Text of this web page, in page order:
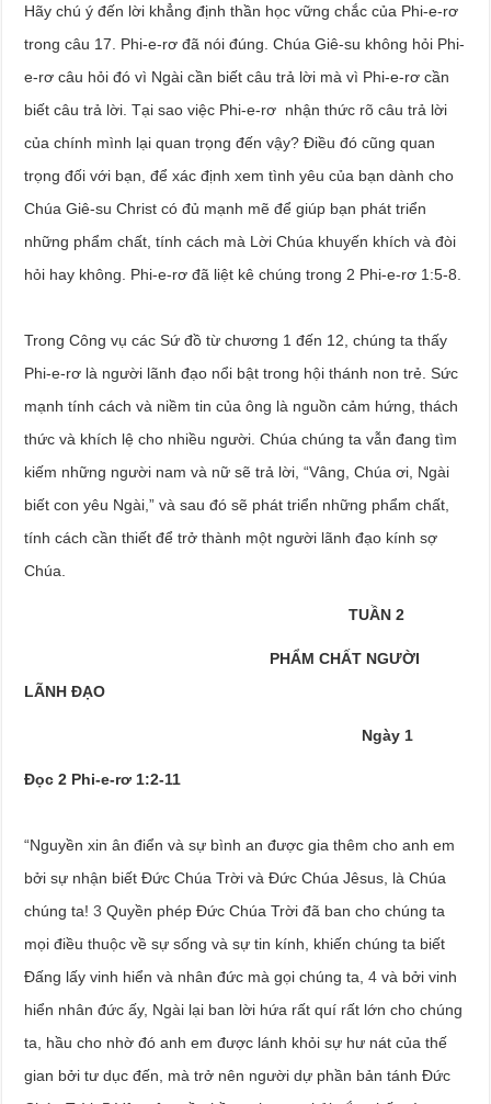
Hãy chú ý đến lời khẳng định thần học vững chắc của Phi-e-rơ
trong câu 17. Phi-e-rơ đã nói đúng. Chúa Giê-su không hỏi Phi-
e-rơ câu hỏi đó vì Ngài cần biết câu trả lời mà vì Phi-e-rơ cần
biết câu trả lời. Tại sao việc Phi-e-rơ nhận thức rõ câu trả lời
của chính mình lại quan trọng đến vậy? Điều đó cũng quan
trọng đối với bạn, để xác định xem tình yêu của bạn dành cho
Chúa Giê-su Christ có đủ mạnh mẽ để giúp bạn phát triển
những phẩm chất, tính cách mà Lời Chúa khuyến khích và đòi
hỏi hay không. Phi-e-rơ đã liệt kê chúng trong 2 Phi-e-rơ 1:5-8.
Trong Công vụ các Sứ đồ từ chương 1 đến 12, chúng ta thấy
Phi-e-rơ là người lãnh đạo nổi bật trong hội thánh non trẻ. Sức
mạnh tính cách và niềm tin của ông là nguồn cảm hứng, thách
thức và khích lệ cho nhiều người. Chúa chúng ta vẫn đang tìm
kiếm những người nam và nữ sẽ trả lời, “Vâng, Chúa ơi, Ngài
biết con yêu Ngài,” và sau đó sẽ phát triển những phẩm chất,
tính cách cần thiết để trở thành một người lãnh đạo kính sợ
Chúa.
TUẦN 2
PHẨM CHẤT NGƯỜI
LÃNH ĐẠO
Ngày 1
Đọc 2 Phi-e-rơ 1:2-11
“Nguyền xin ân điển và sự bình an được gia thêm cho anh em
bởi sự nhận biết Đức Chúa Trời và Đức Chúa Jêsus, là Chúa
chúng ta!3 Quyền phép Đức Chúa Trời đã ban cho chúng ta
mọi điều thuộc về sự sống và sự tin kính, khiến chúng ta biết
Đấng lấy vinh hiển và nhân đức mà gọi chúng ta,4 và bởi vinh
hiển nhân đức ấy, Ngài lại ban lời hứa rất quí rất lớn cho chúng
ta, hầu cho nhờ đó anh em được lánh khỏi sự hư nát của thế
gian bởi tư dục đến, mà trở nên người dự phần bản tánh Đức